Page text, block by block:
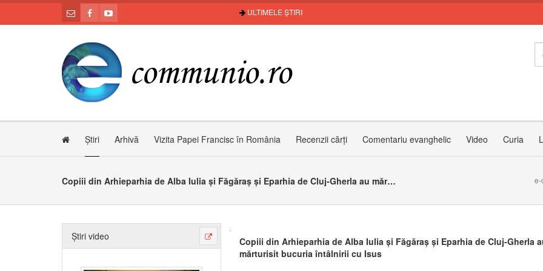
ULTIMELE ȘTIRI
Știri Arhivă Vizita Papei Francisc în România Recenzii cărți Comentariu evanghelic Video Curia
Copiii din Arhieparhia de Alba Iulia și Făgăraș și Eparhia de Cluj-Gherla au mărturisit bucuria întâlnirii cu Isus e-
Știri video
Copiii din Arhieparhia de Alba Iulia și Făgăraș și Eparhia de Cluj-Gherla
mărturisit bucuria întâlnirii cu Isus